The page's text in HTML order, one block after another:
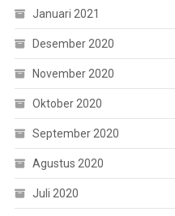
Januari 2021
Desember 2020
November 2020
Oktober 2020
September 2020
Agustus 2020
Juli 2020